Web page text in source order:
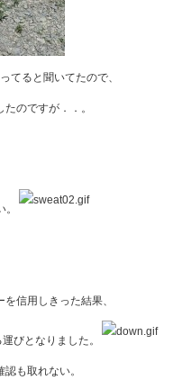
てると聞いてたので、
のですが．．。
信用しきった結果、
びとなりました。
も取れない。